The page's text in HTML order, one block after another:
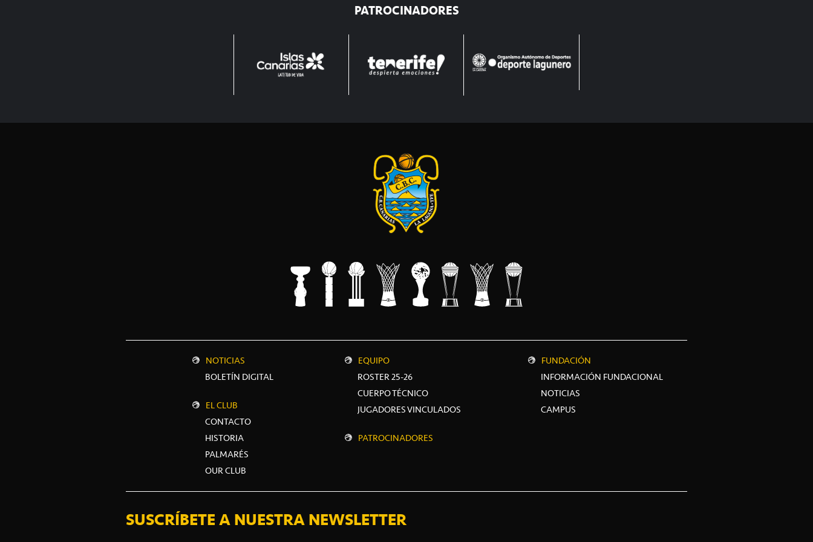
PATROCINADORES
NOTICIAS
BOLETÍN DIGITAL
EL CLUB
CONTACTO
HISTORIA
PALMARÉS
OUR CLUB
EQUIPO
ROSTER 25-26
CUERPO TÉCNICO
JUGADORES VINCULADOS
PATROCINADORES
FUNDACIÓN
INFORMACIÓN FUNDACIONAL
NOTICIAS
CAMPUS
SUSCRÍBETE A NUESTRA NEWSLETTER